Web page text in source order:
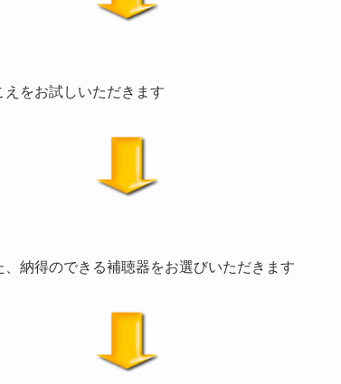
をお試しいただきます
納得のできる補聴器をお選びいただきます